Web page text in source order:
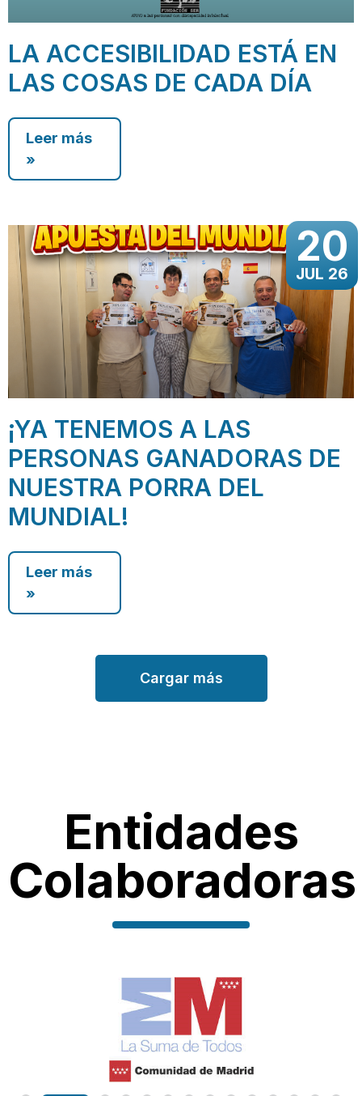
LA ACCESIBILIDAD ESTÁ EN
LAS COSAS DE CADA DÍA
Leer más
»
20
JUL 26
¡YA TENEMOS A LAS
PERSONAS GANADORAS DE
NUESTRA PORRA DEL
MUNDIAL!
Leer más
»
Cargar más
Entidades
Colaboradoras